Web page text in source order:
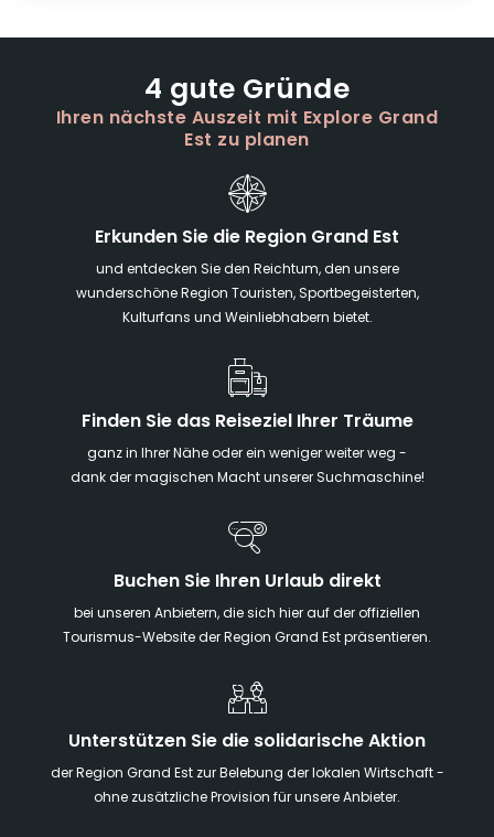
4 gute Gründe
Ihren nächste Auszeit mit Explore Grand
Est zu planen
Erkunden Sie die Region Grand Est
und entdecken Sie den Reichtum, den unsere
wunderschöne Region Touristen, Sportbegeisterten,
Kulturfans und Weinliebhabern bietet.
Finden Sie das Reiseziel Ihrer Träume
ganz in Ihrer Nähe oder ein weniger weiter weg -
dank der magischen Macht unserer Suchmaschine!
Buchen Sie Ihren Urlaub direkt
bei unseren Anbietern, die sich hier auf der offiziellen
Tourismus-Website der Region Grand Est präsentieren.
Unterstützen Sie die solidarische Aktion
der Region Grand Est zur Belebung der lokalen Wirtschaft -
ohne zusätzliche Provision für unsere Anbieter.